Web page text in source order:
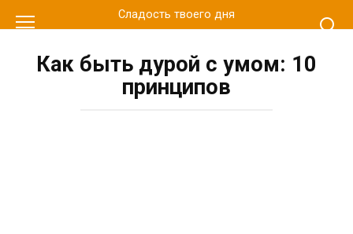
к
Сладость твоего дня
Как быть дурой с умом: 10
принципов